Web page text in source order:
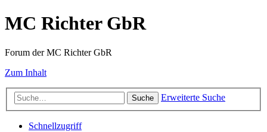
MC Richter GbR
Forum der MC Richter GbR
Zum Inhalt
Suche Erweiterte Suche
Schnellzugriff